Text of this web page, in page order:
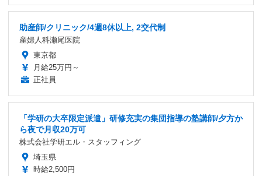
助産師/クリニック/4週8休以上, 2交代制
産婦人科瀬尾医院
東京都
月給25万円～
正社員
「学研の大卒限定派遣」研修充実の集団指導の塾講師/夕方か
ら夜で月収20万可
株式会社学研エル・スタッフィング
埼玉県
時給2,500円